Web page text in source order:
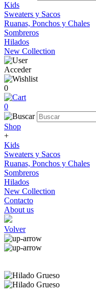
Kids
Sweaters y Sacos
Ruanas, Ponchos y Chales
Sombreros
Hilados
New Collection
Acceder
0
0
Shop
+
Kids
Sweaters y Sacos
Ruanas, Ponchos y Chales
Sombreros
Hilados
New Collection
Contacto
About us
Volver